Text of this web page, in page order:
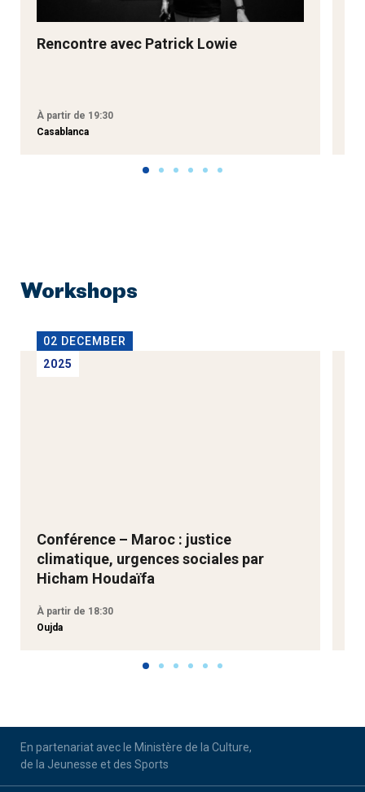
Rencontre avec Patrick Lowie
À partir de 19:30
Casablanca
Workshops
02 DECEMBER
2025
Conférence – Maroc : justice
climatique, urgences sociales par
Hicham Houdaïfa
À partir de 18:30
Oujda
En partenariat avec le Ministère de la Culture,
de la Jeunesse et des Sports